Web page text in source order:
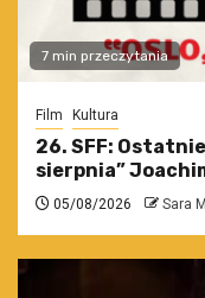
7 min przeczytania
Film Kultura
26. SFF:
sierpnia”
05/08/2026 Sara